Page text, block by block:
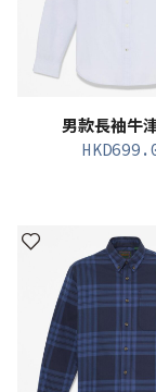
男款長袖牛
HKD